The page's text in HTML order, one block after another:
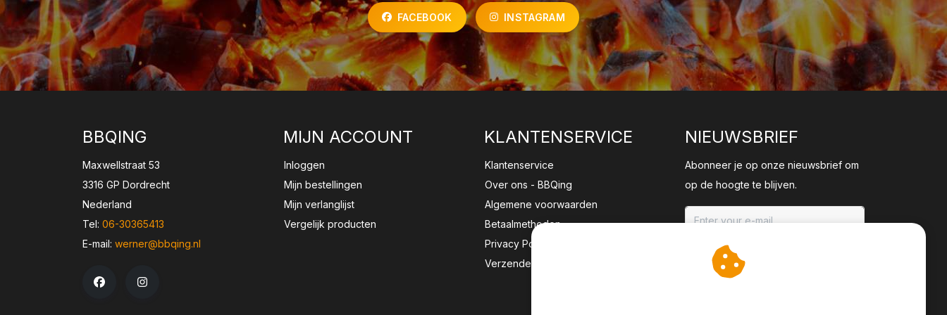
FACEBOOK INSTAGRAM
BBQING
Maxwellstraat 53
3316 GP Dordrecht
Nederland
Tel: 06-30365413
E-mail: werner@bbqing.nl
MIJN ACCOUNT
Inloggen
Mijn bestellingen
Mijn verlanglijst
Vergelijk producten
KLANTENSERVICE
Klantenservice
Over ons - BBQing
Algemene voorwaarden
Betaalmethoden
Privacy Policy
Verzenden & retourneren
NIEUWSBRIEF
Abonneer je op onze nieuwsbrief om
op de hoogte te blijven.
ABONNEER